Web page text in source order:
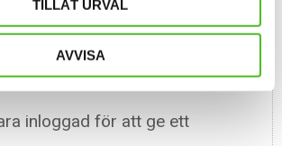
TILLÅT URVAL
AVVISA